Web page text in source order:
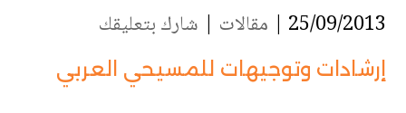
25/09/2013 | مقالات | شارك بتعليقك
إرشادات وتوجيهات للمسيحي العربي